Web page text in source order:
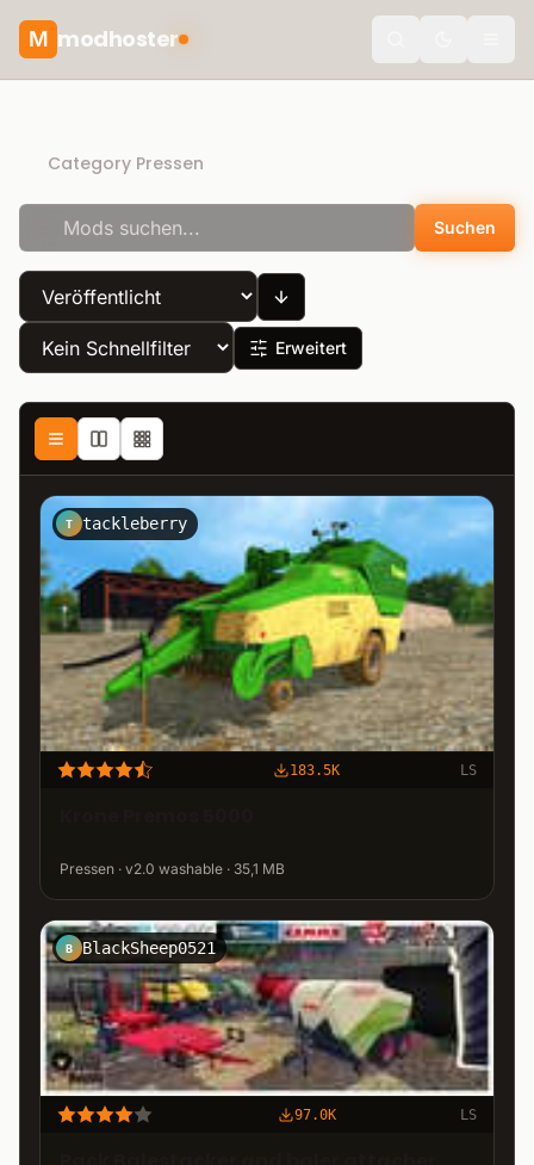
M modhoster
Category Pressen
Suchen
Erweitert
T tackleberry
183.5K LS
Pressen · v2.0 washable · 35,1 MB
B BlackSheep0521
97.0K LS